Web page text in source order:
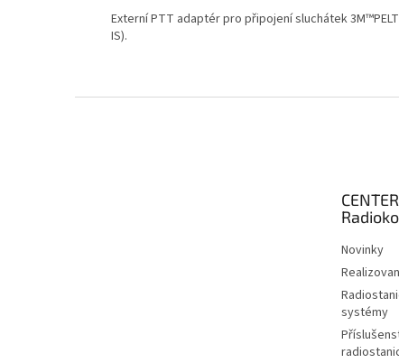
Externí PTT adaptér pro připojení sluchátek
IS).
Novinky
systémy